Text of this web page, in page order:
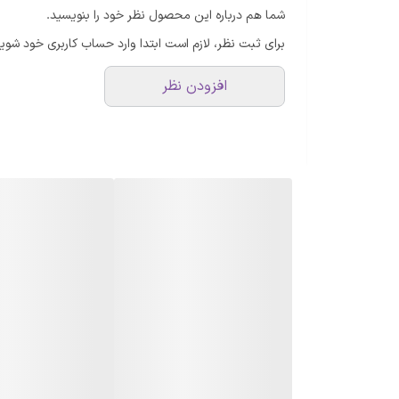
شما هم درباره این محصول نظر خود را بنویسید.
برای ثبت نظر، لازم است ابتدا وارد حساب کاربری خود
افزودن نظر